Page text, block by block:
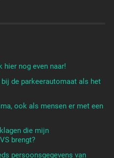
nog even naar!
de parkeerautomaat als het
ook als mensen er met een
die mijn
brengt?
persoonsgegevens van